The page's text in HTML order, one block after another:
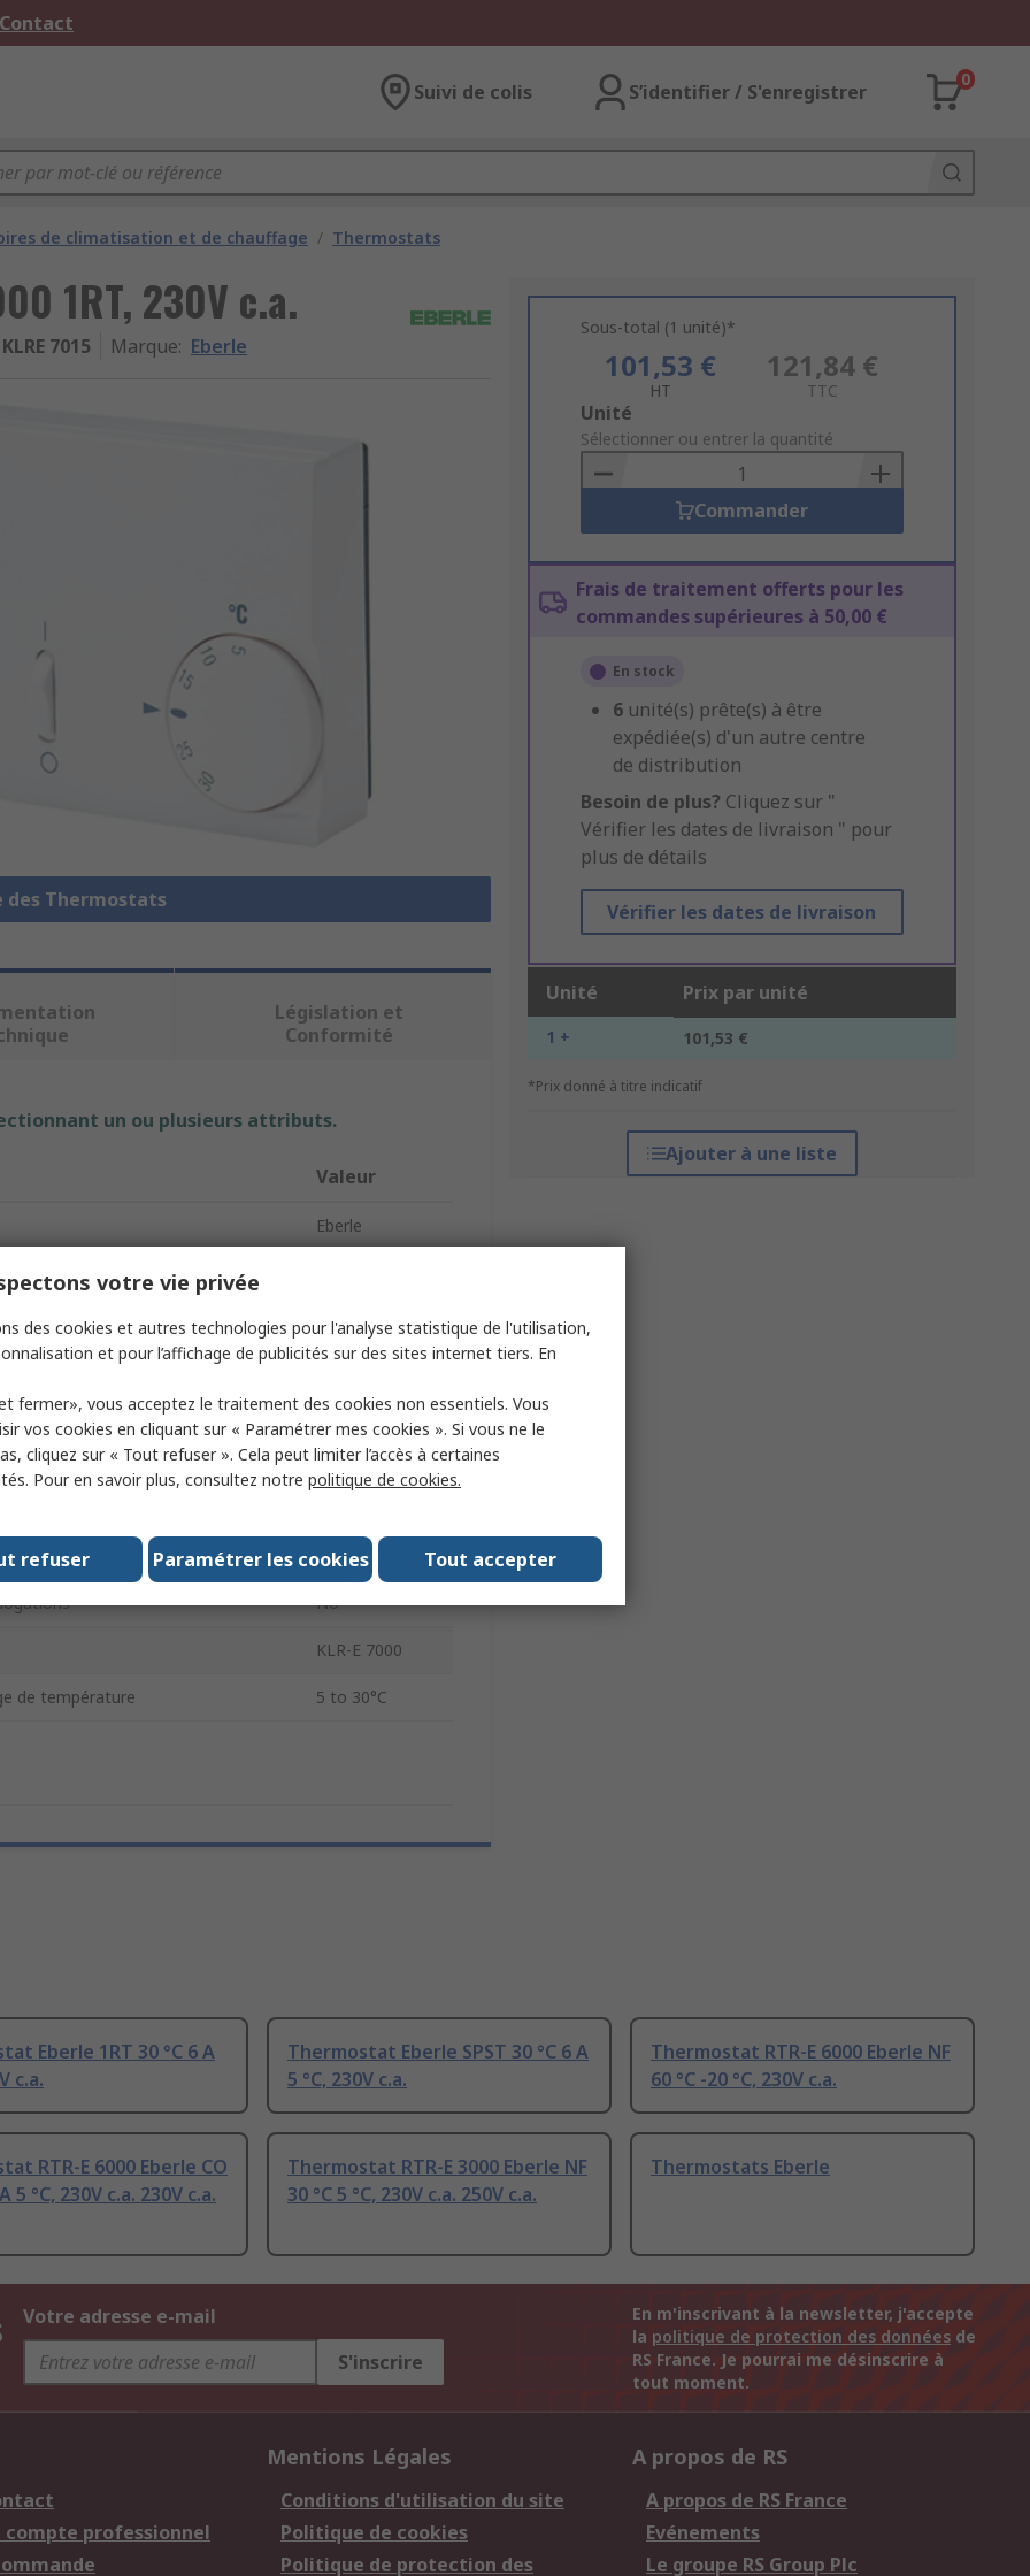
Suivi de colis S’identifier / S'enregistrer
0
de climatisation et de chauffage / Thermostats
1RT, 230V c.a.
KLRE 7015 Marque: Eberle
des Thermostats
Sous-total (1 unité)*
101,53 €
HT
121,84 €
TTC
Add
to
Basket
Unité
Sélectionner ou entrer la quantité
Commander
Frais de traitement offerts pour les
commandes supérieures à 50,00 €
En stock
6 unité(s) prête(s) à être
expédiée(s) d'un autre centre
de distribution
Besoin de plus? Cliquez sur "
Vérifier les dates de livraison " pour
plus de détails
Vérifier les dates de livraison
Unité Prix par unité
1 + 101,53 €
*Prix donné à titre indicatif
Ajouter à une liste
Législation et
Conformité
un ou plusieurs attributs.
Valeur
Eberle
Electronique
commutateur
230V c.a.
maximum 30°C
6A
No
KLR-E 7000
de température 5 to 30°C
Eberle 1RT 30 °C 6 A
c.a.
Thermostat Eberle SPST 30 °C 6 A
5 °C, 230V c.a.
Thermostat RTR-E 6000 Eberle NF
60 °C -20 °C, 230V c.a.
RTR-E 6000 Eberle CO
5 °C, 230V c.a. 230V c.a.
Thermostat RTR-E 3000 Eberle NF
30 °C 5 °C, 230V c.a. 250V c.a.
Thermostats Eberle
Votre adresse e-mail
S'inscrire
En m'inscrivant à la newsletter, j'accepte
la politique de protection des données de
RS France. Je pourrai me désinscrire à
tout moment.
compte professionnel
Mentions Légales
Conditions d'utilisation du site
Politique de cookies
Politique de protection des
A propos de RS
A propos de RS France
Evénements
Le groupe RS Group Plc
votre vie privée
des cookies et autres technologies pour l'analyse statistique de l'utilisation,
et pour l’affichage de publicités sur des sites internet tiers. En
fermer», vous acceptez le traitement des cookies non essentiels. Vous
vos cookies en cliquant sur « Paramétrer mes cookies ». Si vous ne le
cliquez sur « Tout refuser ». Cela peut limiter l’accès à certaines
Pour en savoir plus, consultez notre politique de cookies.
Tout accepter
Paramétrer les cookies
refuser